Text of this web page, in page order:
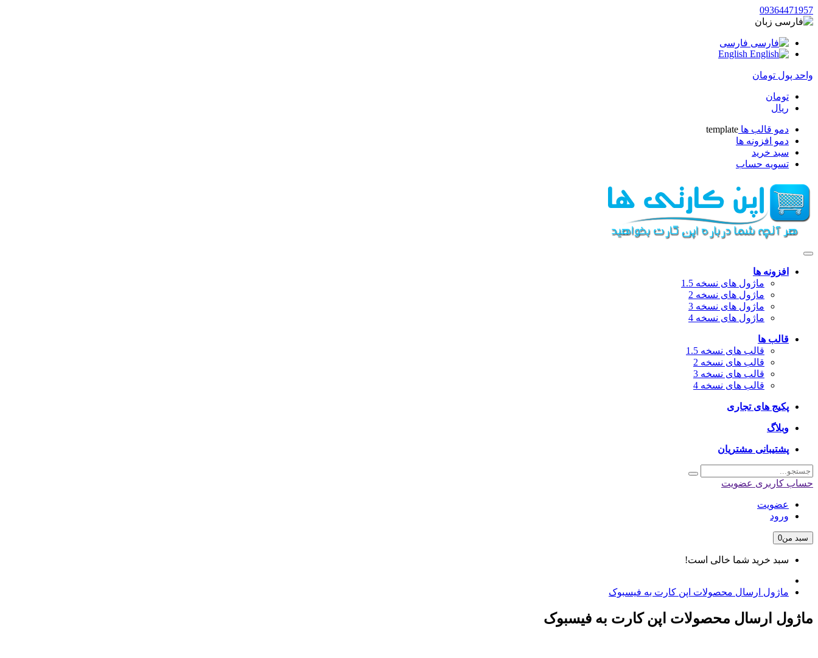
09364471957
زبان
فارسی
واحد پول تومان
تومان
ریال
دمو قالب ها template
دمو افزونه ها
سبد خرید
تسویه حساب
افزونه ها
ماژول های نسخه 1.5
ماژول های نسخه 2
ماژول های نسخه 3
ماژول های نسخه 4
قالب ها
قالب های نسخه 1.5
قالب های نسخه 2
قالب های نسخه 3
قالب های نسخه 4
پکیج های تجاری
وبلاگ
پشتیبانی مشتریان
حساب کاربری عضویت
عضویت
ورود
سبد من0
سبد خرید شما خالی است!
ماژول ارسال محصولات اپن کارت به فیسبوک
ماژول ارسال محصولات اپن کارت به فیسبوک